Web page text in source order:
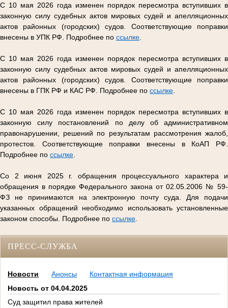
С 10 мая 2026 года изменен порядок пересмотра вступивших в
законную силу судебных актов мировых судей и апелляционных
актов районных (городских) судов. Соответствующие поправки
внесены в УПК РФ. Подробнее по ссылке
С 10 мая 2026 года изменен порядок пересмотра вступивших в
законную силу судебных актов мировых судей и апелляционных
актов районных (городских) судов. Соответствующие поправки
внесены в ГПК РФ и КАС РФ. Подробнее по ссылке
С 10 мая 2026 года изменен порядок пересмотра вступивших в
законную силу постановлений по делу об административном
правонарушении, решений по результатам рассмотрения жалоб,
протестов. Соответствующие поправки внесены в КоАП РФ.
Подробнее по ссылке
Со 2 июня 2025 г. обращения процессуального характера и
обращения в порядке Федерального закона от 02.05.2006 № 59-
ФЗ не принимаются на электронную почту суда. Для подачи
указанных обращений необходимо использовать установленные
законом способы. Подробнее по ссылке
ПРЕСС-СЛУЖБА
Новости Анонсы
Контактная информация
Новость от 04.04.2025
Суд защитил права жителей